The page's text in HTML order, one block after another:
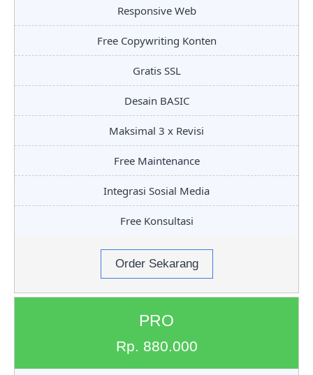
Responsive Web
Free Copywriting Konten
Gratis SSL
Desain BASIC
Maksimal 3 x Revisi
Free Maintenance
Integrasi Sosial Media
Free Konsultasi
Order Sekarang
PRO
Rp. 880.000